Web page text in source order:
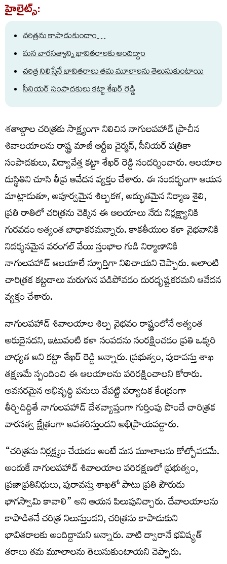
హైలైట్స్:
చరిత్రను కాపాడుకుందాం…
మన వారసత్వాన్ని భావితరాలకు అందిద్దాం
చరిత్ర నిలిస్తేనే భావితరాలు తమ మూలాలను తెలుసుకుంటాయి
సీనియర్ సంపాదకులు కట్టా శేఖర్ రెడ్డి
శతాబ్దాల చరిత్రకు సాక్ష్యంగా నిలిచిన నాగులపహాడ్ ప్రాచీన
శివాలయాలను రాష్ట్ర మాజీ ఆర్టీఐ చైర్మన్, సీనియర్ పత్రికా
సంపాదకులు, విద్యావేత్త కట్టా శేఖర్ రెడ్డి సందర్శించారు. ఆలయాల
దుస్థితిని చూసి తీవ్ర ఆవేదన వ్యక్తం చేశారు. ఈ సందర్భంగా ఆయన
మాట్లాడుతూ, అపూర్వమైన శిల్పకళ, అద్భుతమైన నిర్మాణ శైలి,
ప్రతి రాతిలో చరిత్రను చెక్కిన ఈ ఆలయాలు నేడు నిర్లక్ష్యానికి
గురవడం అత్యంత బాధాకరమన్నారు. కాకతీయుల కళా వైభవానికి
నిదర్శనమైన వరంగల్ వేయి స్తంభాల గుడి నిర్మాణానికి
నాగులపహాడ్ ఆలయాలే స్ఫూర్తిగా నిలిచాయని చెప్పారు. అలాంటి
చారిత్రక కట్టడాలు మరుగున పడిపోవడం దురదృష్టకరమని ఆవేదన
వ్యక్తం చేశారు.
నాగులపహాడ్ శివాలయాల శిల్ప వైభవం రాష్ట్రంలోనే అత్యంత
అరుదైనదని, ఇటువంటి కళా సంపదను సంరక్షించడం ప్రతి ఒక్కరి
బాధ్యత అని కట్టా శేఖర్ రెడ్డి అన్నారు. ప్రభుత్వం, పురావస్తు శాఖ
తక్షణమే స్పందించి ఈ ఆలయాలను పరిరక్షించాలని కోరారు.
అవసరమైన అభివృద్ధి పనులు చేపట్టి పర్యాటక కేంద్రంగా
తీర్చిదిద్దితే నాగులపహాడ్ దేశవ్యాప్తంగా గుర్తింపు పొందే చారిత్రక
వారసత్వ క్షేత్రంగా అవతరిస్తుందని అభిప్రాయపడ్డారు.
“చరిత్రను నిర్లక్ష్యం చేయడం అంటే మన మూలాలను కోల్పోవడమే.
అందుకే నాగులపహాడ్ శివాలయాల పరిరక్షణలో ప్రభుత్వం,
ప్రజాప్రతినిధులు, పురావస్తు శాఖతో పాటు ప్రతి పౌరుడు
భాగస్వామి కావాలి” అని ఆయన పిలుపునిచ్చారు. దేవాలయాలను
కాపాడితనే చరిత్ర నిలుస్తుందని, చరిత్రను కాపాడుకుని
భావితరాలకు అందిద్దామని అన్నారు. వాటి ద్వారానే భవిష్యత్‌
తరాలు తమ మూలాలను తెలుసుకుంటాయని చెప్పారు.